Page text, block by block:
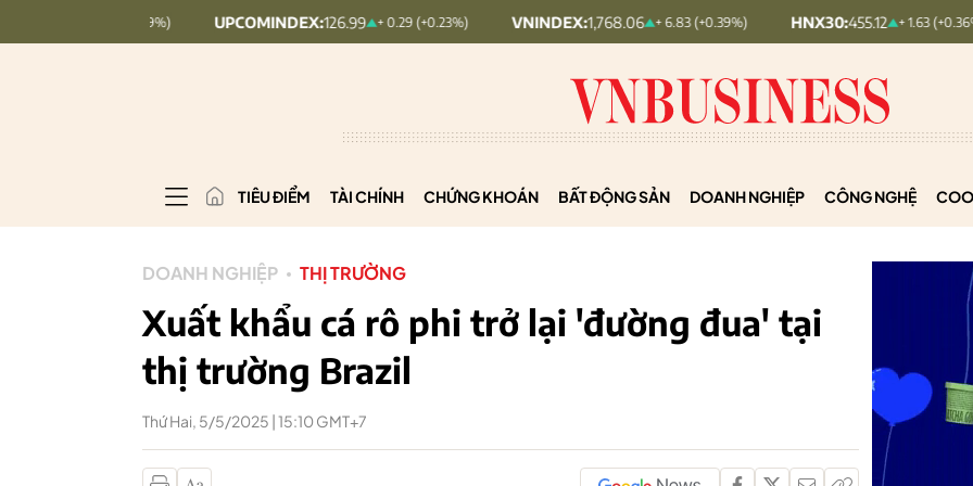
UPCOMINDEX:126.99 + 0.29 (+0.23%) VNINDEX: 1,768.06 + 6.83 (+0.39%) HNX30: 455.12 + 1.63 (+0.36%)
TIÊU ĐIỂM TÀI CHÍNH CHỨNG KHOÁN BẤT ĐỘNG SẢN DOANH NGHIỆP CÔNG NGHỆ
DOANH NGHIỆP THỊ TRƯỜNG
Xuất khẩu cá rô phi trở lại 'đường đua' tại
thị trường Brazil
Thứ Hai, 5/5/2025 | 15:10 GMT+7